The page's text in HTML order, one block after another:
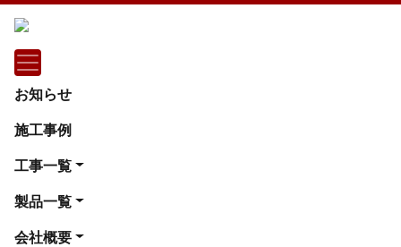
お知らせ
施工事例
工事一覧
製品一覧
会社概要
施工事例
保育園
保育園 新築工事 乾式二重床（東京都江
戸川区）
保育園 新築工事 乾式二重床（東京都江戸川区）